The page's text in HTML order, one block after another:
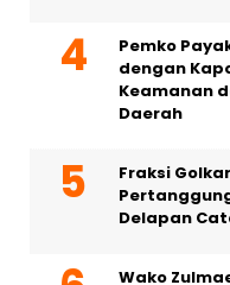
Pemko
dengan
Keamanan
Daerah
Fraksi
Delapan
Wako